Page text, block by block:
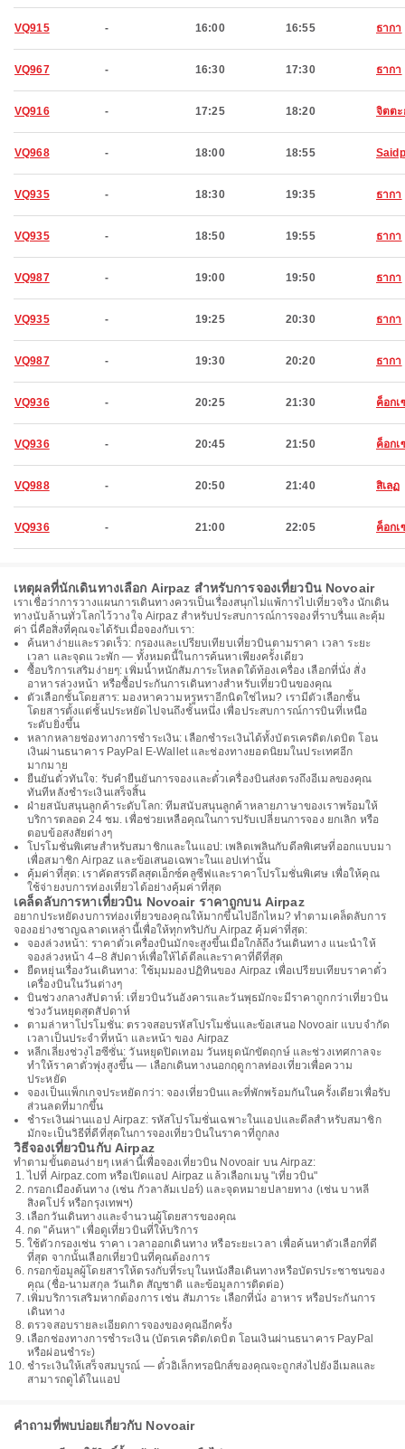
VQ915 - 16:00 16:55 ธากา
VQ967 - 16:30 17:30 ธากา
VQ916 - 17:25 18:20 จิตตะ
VQ968 - 18:00 18:55
VQ935 - 18:30 19:35 ธากา
VQ935 - 18:50 19:55 ธากา
VQ987 - 19:00 19:50 ธากา
VQ935 - 19:25 20:30 ธากา
VQ987 - 19:30 20:20 ธากา
VQ936 - 20:25 21:30 ค็อกเ
VQ936 - 20:45 21:50 ค็อกเ
VQ988 - 20:50 21:40 สิเลฏ
VQ936 - 21:00 22:05 ค็อกเ
เหตุผลที่นักเดินทางเลือก Airpaz สำหรับการจองเที่ยวบิน Novoair
เราเชื่อว่าการวางแผนการเดินทางควรเป็นเรื่องสนุกไม่แพ้การไปเที่ยวจริง นักเดิน
ทางนับล้านทั่วโลกไว้วางใจ Airpaz สำหรับประสบการณ์การจองที่ราบรื่นและคุ้ม
ค่า นี่คือสิ่งที่คุณจะได้รับเมื่อจองกับเรา:
ค้นหาง่ายและรวดเร็ว: กรองและเปรียบเทียบเที่ยวบินตามราคา เวลา ระยะ
เวลา และจุดแวะพัก — ทั้งหมดนี้ในการค้นหาเพียงครั้งเดียว
ซื้อบริการเสริมง่ายๆ: เพิ่มน้ำหนักสัมภาระโหลดใต้ท้องเครื่อง เลือกที่นั่ง สั่ง
อาหารล่วงหน้า หรือซื้อประกันการเดินทางสำหรับเที่ยวบินของคุณ
ตัวเลือกชั้นโดยสาร: มองหาความหรูหราอีกนิดใช่ไหม? เรามีตัวเลือกชั้น
โดยสารตั้งแต่ชั้นประหยัดไปจนถึงชั้นหนึ่ง เพื่อประสบการณ์การบินที่เหนือ
ระดับยิ่งขึ้น
หลากหลายช่องทางการชำระเงิน: เลือกชำระเงินได้ทั้งบัตรเครดิต/เดบิต โอน
เงินผ่านธนาคาร PayPal E-Wallet และช่องทางยอดนิยมในประเทศอีก
มากมาย
ยืนยันตั๋วทันใจ: รับคำยืนยันการจองและตั๋วเครื่องบินส่งตรงถึงอีเมลของคุณ
ทันทีหลังชำระเงินเสร็จสิ้น
ฝ่ายสนับสนุนลูกค้าระดับโลก: ทีมสนับสนุนลูกค้าหลายภาษาของเราพร้อมให้
บริการตลอด 24 ชม. เพื่อช่วยเหลือคุณในการปรับเปลี่ยนการจอง ยกเลิก หรือ
ตอบข้อสงสัยต่างๆ
โปรโมชั่นพิเศษสำหรับสมาชิกและในแอป: เพลิดเพลินกับดีลพิเศษที่ออกแบบมา
เพื่อสมาชิก Airpaz และข้อเสนอเฉพาะในแอปเท่านั้น
คุ้มค่าที่สุด: เราคัดสรรดีลสุดเอ็กซ์คลูซีฟและราคาโปรโมชั่นพิเศษ เพื่อให้คุณ
ใช้จ่ายงบการท่องเที่ยวได้อย่างคุ้มค่าที่สุด
เคล็ดลับการหาเที่ยวบิน Novoair ราคาถูกบน Airpaz
อยากประหยัดงบการท่องเที่ยวของคุณให้มากขึ้นไปอีกไหม? ทำตามเคล็ดลับการ
จองอย่างชาญฉลาดเหล่านี้เพื่อให้ทุกทริปกับ Airpaz คุ้มค่าที่สุด:
จองล่วงหน้า: ราคาตั๋วเครื่องบินมักจะสูงขึ้นเมื่อใกล้ถึงวันเดินทาง แนะนำให้
จองล่วงหน้า 4–8 สัปดาห์เพื่อให้ได้ดีลและราคาที่ดีที่สุด
ยืดหยุ่นเรื่องวันเดินทาง: ใช้มุมมองปฏิทินของ Airpaz เพื่อเปรียบเทียบราคาตั๋ว
เครื่องบินในวันต่างๆ
บินช่วงกลางสัปดาห์: เที่ยวบินวันอังคารและวันพุธมักจะมีราคาถูกกว่าเที่ยวบิน
ช่วงวันหยุดสุดสัปดาห์
ตามล่าหาโปรโมชั่น: ตรวจสอบรหัสโปรโมชั่นและข้อเสนอ Novoair แบบจำกัด
เวลาเป็นประจำที่หน้า และหน้า ของ Airpaz
หลีกเลี่ยงช่วงไฮซีซั่น: วันหยุดปิดเทอม วันหยุดนักขัตฤกษ์ และช่วงเทศกาลจะ
ทำให้ราคาตั๋วพุ่งสูงขึ้น — เลือกเดินทางนอกฤดูกาลท่องเที่ยวเพื่อความ
ประหยัด
จองเป็นแพ็กเกจประหยัดกว่า: จองเที่ยวบินและที่พักพร้อมกันในครั้งเดียวเพื่อรับ
ส่วนลดที่มากขึ้น
ชำระเงินผ่านแอป Airpaz: รหัสโปรโมชั่นเฉพาะในแอปและดีลสำหรับสมาชิก
มักจะเป็นวิธีที่ดีที่สุดในการจองเที่ยวบินในราคาที่ถูกลง
วิธีจองเที่ยวบินกับ Airpaz
ทำตามขั้นตอนง่ายๆ เหล่านี้เพื่อจองเที่ยวบิน Novoair บน Airpaz:
ไปที่ Airpaz.com หรือเปิดแอป Airpaz แล้วเลือกเมนู "เที่ยวบิน"
กรอกเมืองต้นทาง (เช่น กัวลาลัมเปอร์) และจุดหมายปลายทาง (เช่น บาหลี
สิงคโปร์ หรือกรุงเทพฯ)
เลือกวันเดินทางและจำนวนผู้โดยสารของคุณ
กด "ค้นหา" เพื่อดูเที่ยวบินที่ให้บริการ
ใช้ตัวกรองเช่น ราคา เวลาออกเดินทาง หรือระยะเวลา เพื่อค้นหาตัวเลือกที่ดี
ที่สุด จากนั้นเลือกเที่ยวบินที่คุณต้องการ
กรอกข้อมูลผู้โดยสารให้ตรงกับที่ระบุในหนังสือเดินทางหรือบัตรประชาชนของ
คุณ (ชื่อ-นามสกุล วันเกิด สัญชาติ และข้อมูลการติดต่อ)
เพิ่มบริการเสริมหากต้องการ เช่น สัมภาระ เลือกที่นั่ง อาหาร หรือประกันการ
เดินทาง
ตรวจสอบรายละเอียดการจองของคุณอีกครั้ง
เลือกช่องทางการชำระเงิน (บัตรเครดิต/เดบิต โอนเงินผ่านธนาคาร PayPal
หรือผ่อนชำระ)
ชำระเงินให้เสร็จสมบูรณ์ — ตั๋วอิเล็กทรอนิกส์ของคุณจะถูกส่งไปยังอีเมลและ
สามารถดูได้ในแอป
คำถามที่พบบ่อยเกี่ยวกับ Novoair